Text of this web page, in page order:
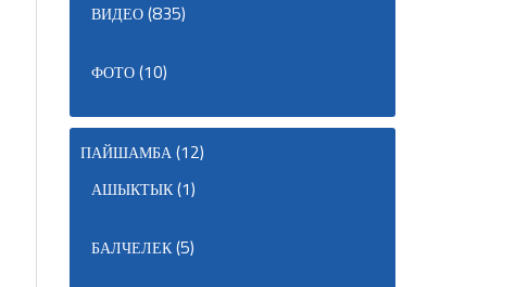
ВИДЕО(835)
ФОТО(10)
ПАЙШАМБА(12)
АШЫКТЫК(1)
БАЛЧЕЛЕК(5)